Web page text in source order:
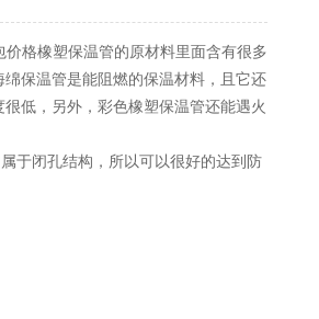
格橡塑保温管的原材料里面含有很多
保温管是能阻燃的保温材料，且它还
低，另外，彩色橡塑保温管还能遇火
于闭孔结构，所以可以很好的达到防
具有很好的弹性和柔韧性，